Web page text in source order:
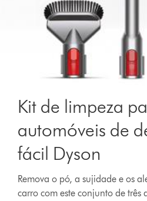
Kit de limpeza
automóveis de
fácil Dyson
Remova o pó, a sujidade e os
carro com este conjunto de três